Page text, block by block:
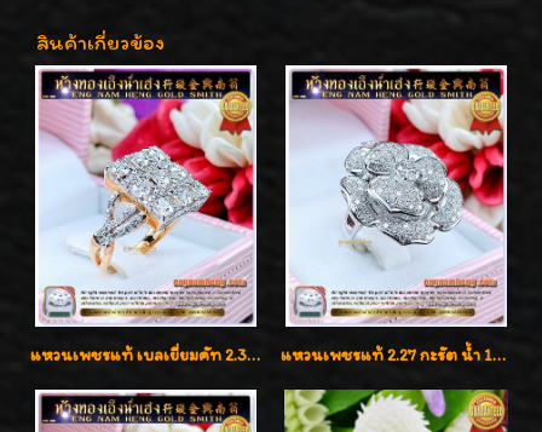
สินค้าเกี่ยวข้อง
แหวนเพชรแท้ เบลเยี่ยมคัท 2.39 กะรัต น้ำ 98 F-Color/VVS ดีไซน์หน้ากว้างหรูเต็มนิ้ว แหวนเพชรแท้ 2.27 กะรัต น้ำ 100% เบลเยี่ยมคัท ลวดลายดอกกุหลาบหรู